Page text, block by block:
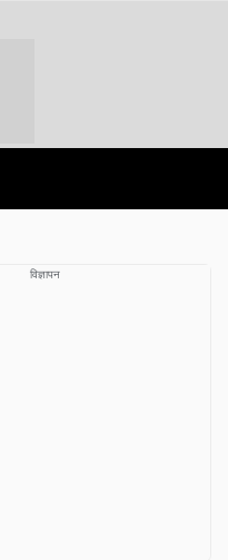
विज्ञापन